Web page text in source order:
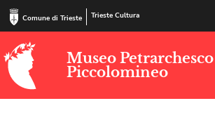
Comune di Trieste Trieste Cultura
Museo Petrarchesco
Piccolomineo